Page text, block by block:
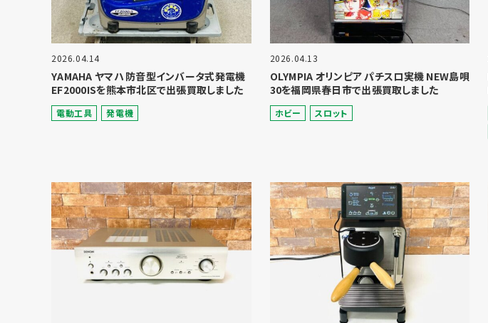
2026.04.14
YAMAHA ヤマハ 防音型インバータ式発電機
EF2000ISを熊本市北区で出張買取しました
電動⼯具 発電機
2026.04.13
OLYMPIA オリンピア パチスロ実機 NEW島唄
30を福岡県春日市で出張買取しました
ホビー スロット